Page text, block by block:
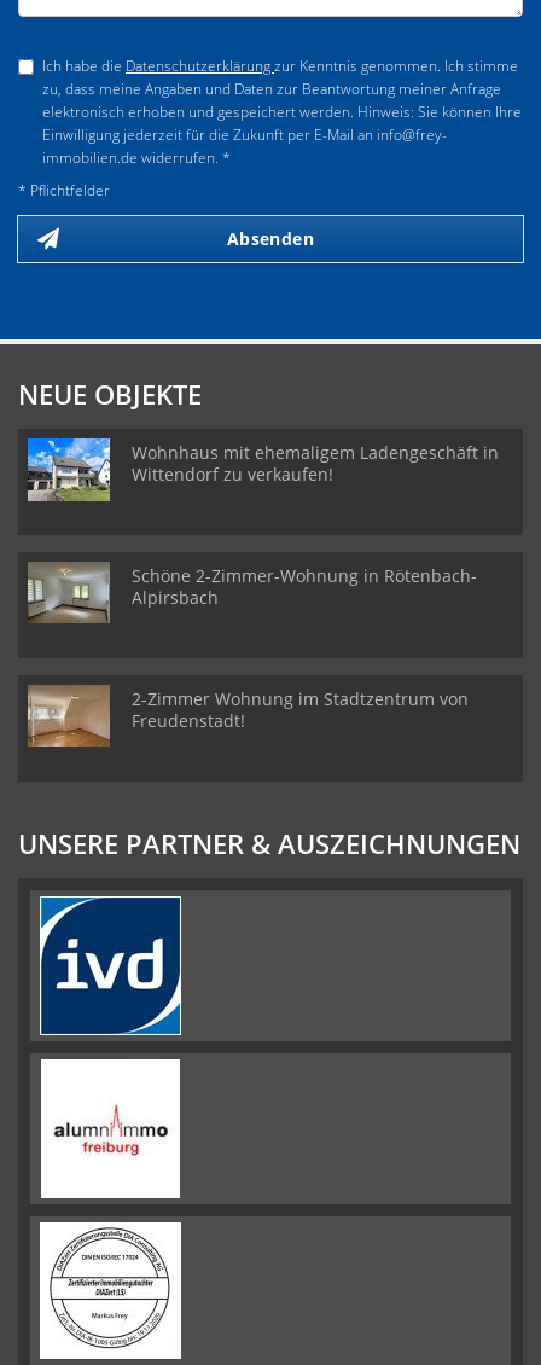
Ich habe die Datenschutzerklärungzur Kenntnis genommen. Ich stimme
zu, dass meine Angaben und Daten zur Beantwortung meiner Anfrage
elektronisch erhoben und gespeichert werden. Hinweis: Sie können Ihre
Einwilligung jederzeit für die Zukunft per E-Mail an info@frey-
immobilien.de widerrufen. *
* Pflichtfelder
Absenden
NEUE OBJEKTE
Wohnhaus mit ehemaligem Ladengeschäft in
Wittendorf zu verkaufen!
Schöne 2-Zimmer-Wohnung in Rötenbach-
Alpirsbach
2-Zimmer Wohnung im Stadtzentrum von
Freudenstadt!
UNSERE PARTNER & AUSZEICHNUNGEN